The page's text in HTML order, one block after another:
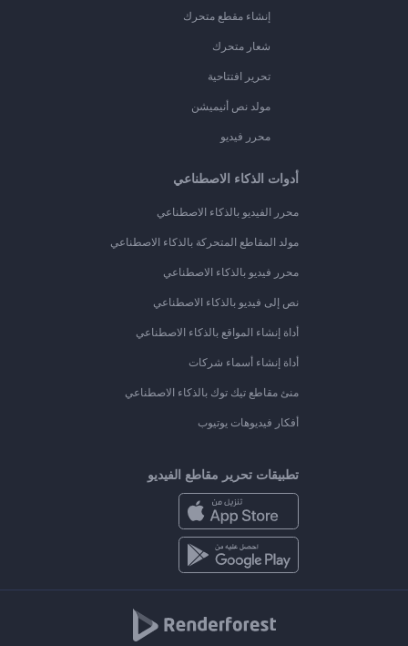
إنشاء مقطع متحرك
شعار متحرك
تحرير افتتاحية
مولد نص أنيميشن
محرر فيديو
أدوات الذكاء الاصطناعي
محرر الفيديو بالذكاء الاصطناعي
مولد المقاطع المتحركة بالذكاء الاصطناعي
محرر فيديو بالذكاء الاصطناعي
نص إلى فيديو بالذكاء الاصطناعي
أداة إنشاء المواقع بالذكاء الاصطناعي
أداة إنشاء أسماء شركات
منئ مقاطع تيك توك بالذكاء الاصطناعي
أفكار فيديوهات يوتيوب
تطبيقات تحرير مقاطع الفيديو